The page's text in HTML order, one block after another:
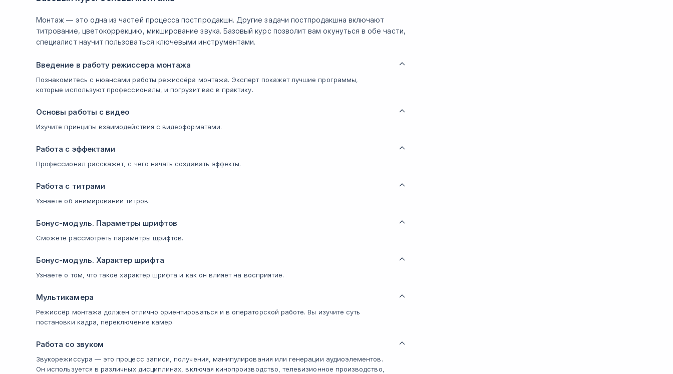
Монтаж — это одна из частей процесса постпродакшн. Другие задачи постпродакшна включают
титрование, цветокоррекцию, микширование звука. Базовый курс позволит вам окунуться в обе части,
специалист научит пользоваться ключевыми инструментами.
Введение в работу режиссера монтажа
Познакомитесь с нюансами работы режиссёра монтажа. Эксперт покажет лучшие программы,
которые используют профессионалы, и погрузит вас в практику.
Основы работы с видео
Изучите принципы взаимодействия с видеоформатами.
Работа с эффектами
Профессионал расскажет, с чего начать создавать эффекты.
Работа с титрами
Узнаете об анимировании титров.
Бонус-модуль. Параметры шрифтов
Сможете рассмотреть параметры шрифтов.
Бонус-модуль. Характер шрифта
Узнаете о том, что такое характер шрифта и как он влияет на восприятие.
Мультикамера
Режиссёр монтажа должен отлично ориентироваться и в операторской работе. Вы изучите суть
постановки кадра, переключение камер.
Работа со звуком
Звукорежиссура — это процесс записи, получения, манипулирования или генерации аудиоэлементов.
Он используется в различных дисциплинах, включая кинопроизводство, телевизионное производство,